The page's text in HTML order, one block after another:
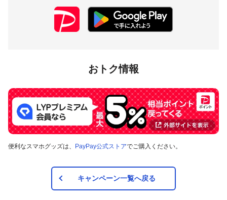
残高を送る・受け取る
20％
開始2カ月目以降：月間受取
額の10％
［定期的に送る］受け取り手
最大250ポイント／回および
最大3,000ポイント／ポイン
ポイント付与期間は［定期的に送
る］開始月を含む12カ月間
おトク情報
便利なスマホグッズは、 PayPay公式ストアでご購入ください。
キャンペーン一覧へ戻る